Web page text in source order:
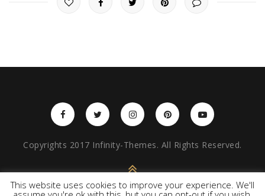
Copyrights 2017 Infinity-Themes. All Rights Reserved.
BACK TO TOP
This website uses cookies to improve your experience. We'll